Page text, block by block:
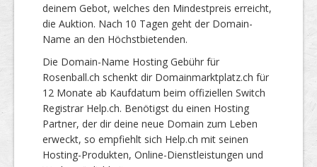
deinem Gebot, welches den Mindestpreis erreicht,
die Auktion. Nach 10 Tagen geht der Domain-
Name an den Höchstbietenden.
Die Domain-Name Hosting Gebühr für
Rosenball.ch schenkt dir Domainmarktplatz.ch für
12 Monate ab Kaufdatum beim offiziellen Switch
Registrar Help.ch. Benötigst du einen Hosting
Partner, der dir deine neue Domain zum Leben
erweckt, so empfiehlt sich Help.ch mit seinen
Hosting-Produkten, Online-Dienstleistungen und